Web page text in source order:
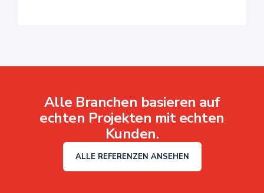
Alle Branchen basieren auf
echten Projekten mit echten
Kunden.
ALLE REFERENZEN ANSEHEN